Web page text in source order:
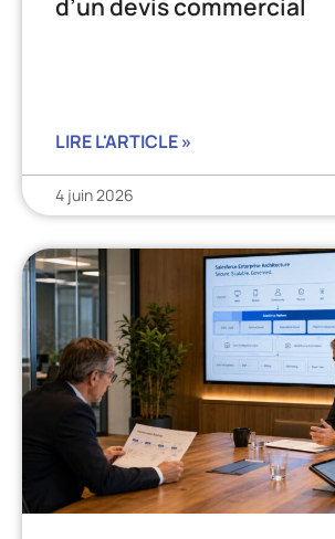
d’un devis commercial
LIRE L'ARTICLE »
4 juin 2026